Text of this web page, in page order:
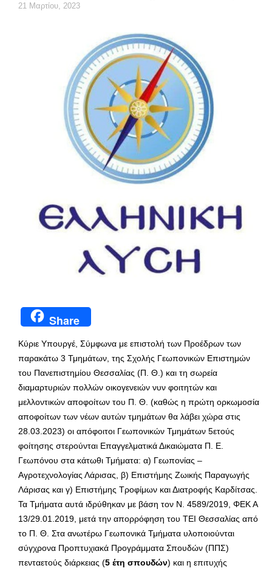
21 Μαρτίου, 2023
Share
Κύριε Υπουργέ, Σύμφωνα με επιστολή των Προέδρων των
παρακάτω 3 Τμημάτων, της Σχολής Γεωπονικών Επιστημών
του Πανεπιστημίου Θεσσαλίας (Π. Θ.) και τη σωρεία
διαμαρτυριών πολλών οικογενειών νυν φοιτητών και
μελλοντικών αποφοίτων του Π. Θ. (καθώς η πρώτη ορκωμοσία
αποφοίτων των νέων αυτών τμημάτων θα λάβει χώρα στις
28.03.2023) οι απόφοιτοι Γεωπονικών Τμημάτων 5ετούς
φοίτησης στερούνται Επαγγελματικά Δικαιώματα Π. Ε.
Γεωπόνου στα κάτωθι Τμήματα: α) Γεωπονίας –
Αγροτεχνολογίας Λάρισας, β) Επιστήμης Ζωικής Παραγωγής
Λάρισας και γ) Επιστήμης Τροφίμων και Διατροφής Καρδίτσας.
Τα Τμήματα αυτά ιδρύθηκαν με βάση τον Ν. 4589/2019, ΦΕΚ Α
13/29.01.2019, μετά την απορρόφηση του ΤΕΙ Θεσσαλίας από
το Π. Θ. Στα ανωτέρω Γεωπονικά Τμήματα υλοποιούνται
σύγχρονα Προπτυχιακά Προγράμματα Σπουδών (ΠΠΣ)
πενταετούς διάρκειας (5 έτη σπουδών) και η επιτυχής